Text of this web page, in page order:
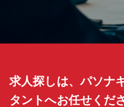
求人探しは、パソナ
タントへお任せくだ